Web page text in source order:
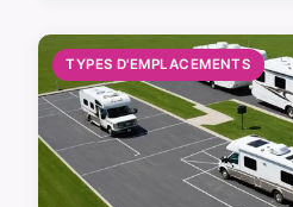
TYPES D'EMPLACEMENTS